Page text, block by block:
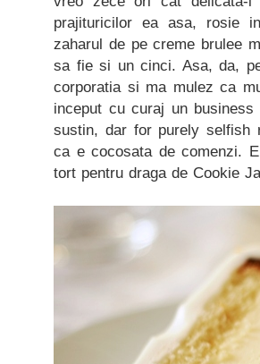
prajituricilor ea asa, rosie
zaharul de pe creme brulee
sa fie si un cinci. Asa, da,
corporatia si ma mulez ca
inceput cu curaj un
sustin, dar for purely selfish
ca e cocosata de comenzi.
tort pentru draga de Cookie